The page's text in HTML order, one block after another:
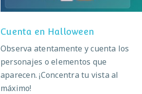
Cuenta en Halloween
Observa atentamente y cuenta los
personajes o elementos que
aparecen. ¡Concentra tu vista al
máximo!